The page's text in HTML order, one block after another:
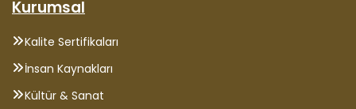
Kurumsal
Kalite Sertifikaları
İnsan Kaynakları
Kültür & Sanat